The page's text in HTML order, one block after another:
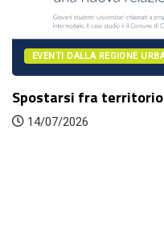
EVENTI DALLA REGIONE URBANA
fra territorio e
14/07/2026